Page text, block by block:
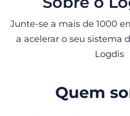
Junte-se a mais de 1000
a acelerar o seu sistema
Logdis
Quem